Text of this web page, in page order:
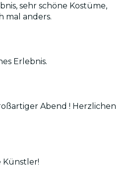
sehr schöne Kostüme,
mal anders.
Erlebnis.
Abend ! Herzlichen
Künstler!